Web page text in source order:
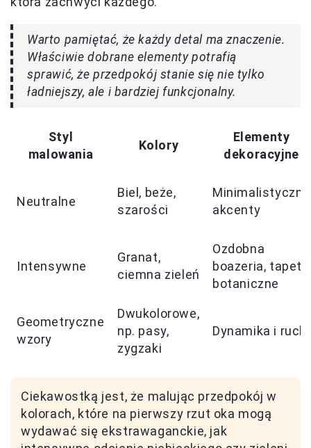
Warto pamiętać, że każdy detal ma znaczenie.
Właściwie dobrane elementy potrafią
sprawić, że przedpokój stanie się nie tylko
ładniejszy, ale i bardziej funkcjonalny.
Styl
malowania
Kolory
Elementy
dekoracyjne
Neutralne
Biel, beże,
szarości
Minimalistyczne
akcenty
Intensywne
Granat,
ciemna zieleń
Ozdobna
boazeria, tapety
botaniczne
Geometryczne
wzory
Dwukolorowe,
np. pasy,
zygzaki
Dynamika i ruch
Ciekawostką jest, że malując przedpokój w
kolorach, które na pierwszy rzut oka mogą
wydawać się ekstrawaganckie, jak